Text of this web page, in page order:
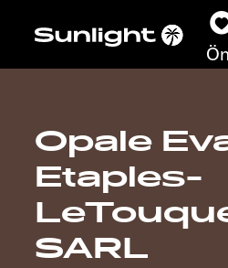
Modeller
Konfigurator
Find din
Opale
Etaples-
SARL